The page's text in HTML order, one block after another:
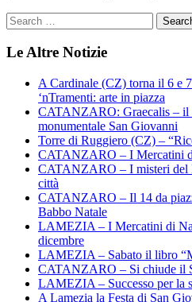
Le Altre Notizie
A Cardinale (CZ) torna il 6 e
‘nTramenti: arte in piazza
CATANZARO: Graecalis – il
monumentale San Giovanni
Torre di Ruggiero (CZ) –
CATANZARO – I Mercatini
CATANZARO – I misteri del
città
CATANZARO – Il 14 da
Babbo Natale
LAMEZIA – I Mercatini di
dicembre
LAMEZIA – Sabato il libro
CATANZARO – Si chiude il
LAMEZIA – Successo per la
A Lamezia la Festa di San